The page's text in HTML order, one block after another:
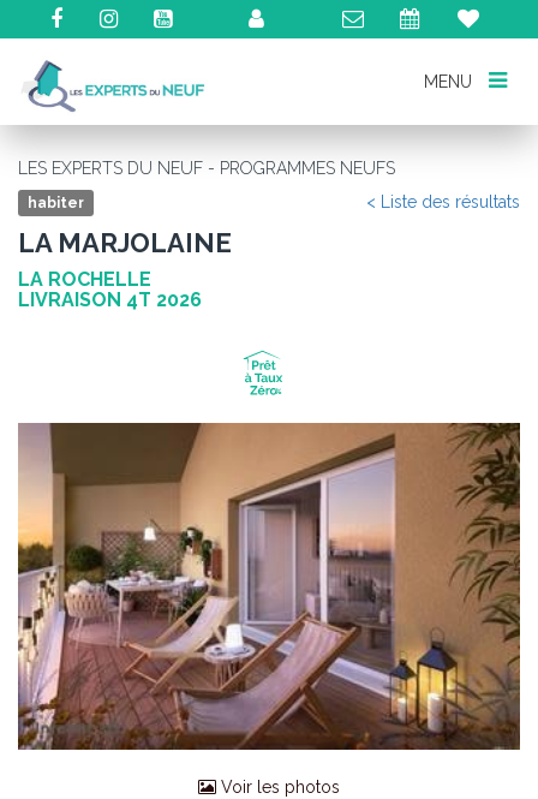
MENU
MENU
LES EXPERTS DU NEUF - PROGRAMMES NEUFS
habiter < Liste des résultats
LA MARJOLAINE
LA ROCHELLE
LIVRAISON 4T 2026
Voir les photos